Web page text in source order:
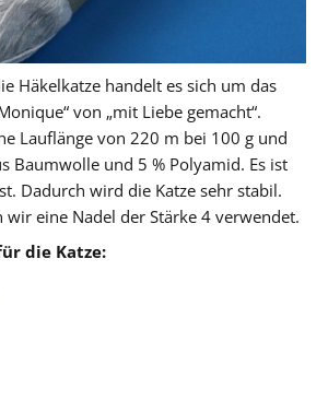
Häkelkatze handelt es sich um das
von „mit Liebe gemacht“.
Lauflänge von 220 m bei 100 g und
Baumwolle und 5 % Polyamid. Es ist
Dadurch wird die Katze sehr stabil.
wir eine Nadel der Stärke 4 verwendet.
die Katze: